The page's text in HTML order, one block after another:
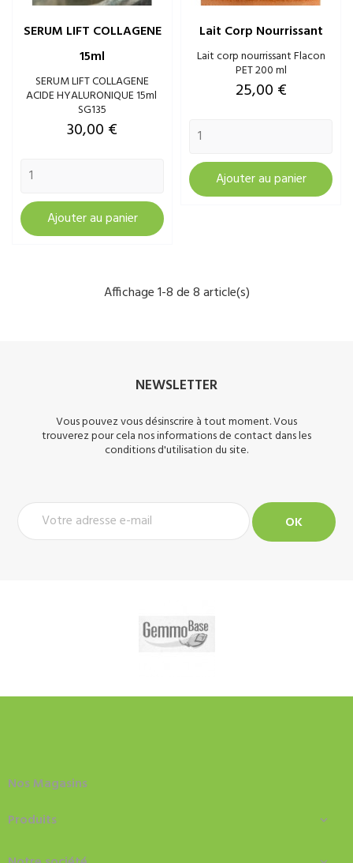
SERUM LIFT COLLAGENE
15ml
SERUM LIFT COLLAGENE
ACIDE HYALURONIQUE 15ml
SG135
Prix
30,00 €
Ajouter au panier
Lait Corp Nourrissant
Lait corp nourrissant Flacon
PET 200 ml
Prix
25,00 €
Ajouter au panier
Affichage 1-8 de 8 article(s)
NEWSLETTER
Vous pouvez vous désinscrire à tout moment. Vous
trouverez pour cela nos informations de contact dans les
conditions d'utilisation du site.
Nos Magasins
Produits
